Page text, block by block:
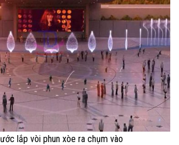
lắp vòi phun xòe ra chụm vào